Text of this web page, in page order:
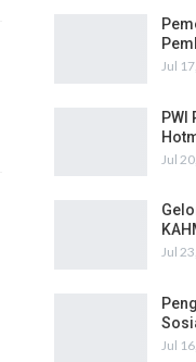
Jul
PWI
Jul
Jul
Jul